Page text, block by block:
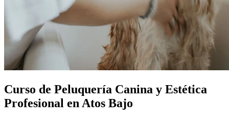
Curso de Peluquería Canina y Estética
Profesional en Atos Bajo